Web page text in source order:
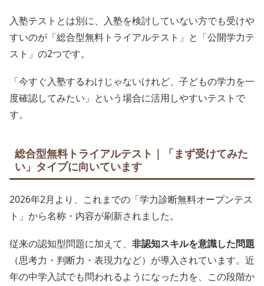
入塾テストとは別に、入塾を検討していない方でも受けや
すいのが「総合型無料トライアルテスト」と「公開学力テ
スト」の2つです。
「今すぐ入塾するわけじゃないけれど、子どもの学力を一
度確認してみたい」という場合に活用しやすいテストで
す。
総合型無料トライアルテスト｜「まず受けてみた
い」タイプに向いています
2026年2月より、これまでの「学力診断無料オープンテス
ト」から名称・内容が刷新されました。
従来の認知型問題に加えて、 非認知スキルを意識した問題
（思考力・判断力・表現力など）が導入されています。近
年の中学入試でも問われるようになった力を、この段階か